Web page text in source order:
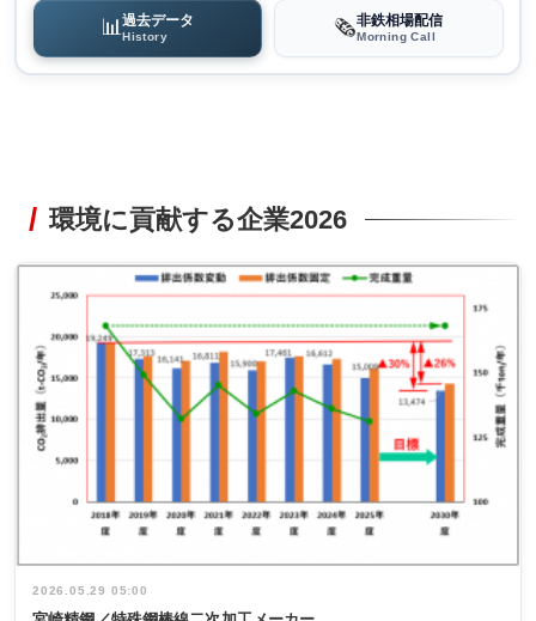
📊過去データ
History 🗞️非鉄相場配信
Morning Call
環境に貢献する企業2026
2026.05.29 05:00